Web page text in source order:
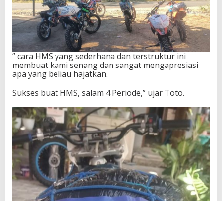
” cara HMS yang sederhana dan terstruktur ini
membuat kami senang dan sangat mengapresiasi
apa yang beliau hajatkan.
Sukses buat HMS, salam 4 Periode,” ujar Toto.